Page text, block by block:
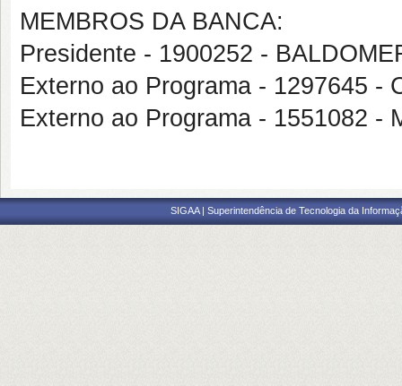
MEMBROS DA BANCA:
Presidente - 1900252 -
Externo ao Programa - 1297645 -
Externo ao Programa - 1551082 -
SIGAA | Superintendência de Tecnologia da